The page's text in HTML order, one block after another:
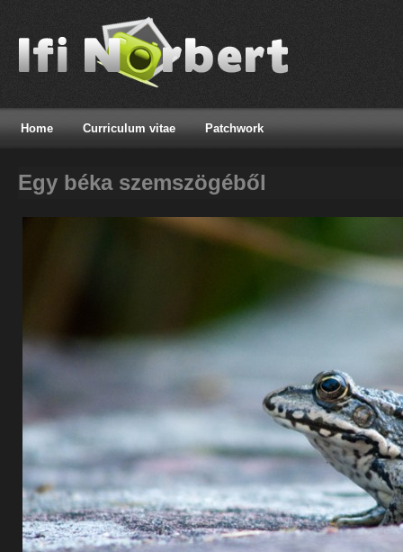
Home Curriculum vitae Patchwork
Egy béka szemszögéből